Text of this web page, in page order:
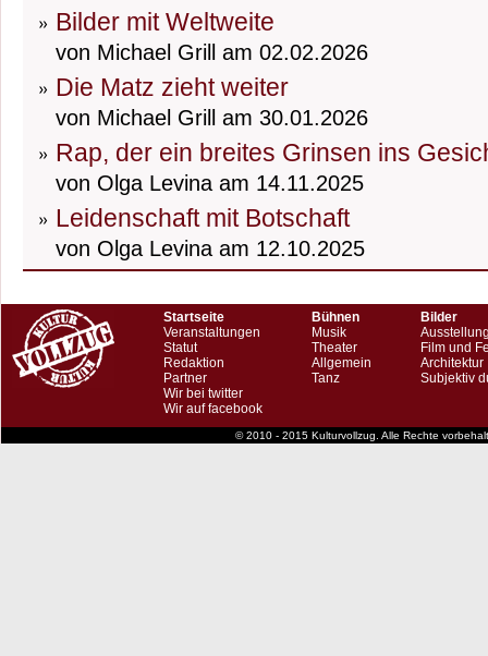
Bilder mit Weltweite
von Michael Grill am 02.02.2026
Die Matz zieht weiter
von Michael Grill am 30.01.2026
Rap, der ein breites Grinsen ins
von Olga Levina am 14.11.2025
Leidenschaft mit Botschaft
von Olga Levina am 12.10.2025
Startseite
Veranstaltungen
Statut
Redaktion
Partner
Wir bei twitter
Wir auf facebook
Bühnen
Musik
Theater
Allgemein
Tanz
Bilder
Film und
Architektur
Subjektiv
© 2010 - 2015 Kulturvollzug. Alle Rechte